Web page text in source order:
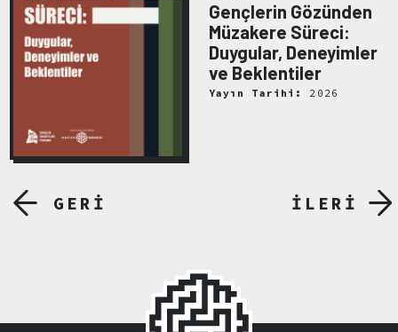
GERİ
Gençlerin Gözünden
Müzakere Süreci:
Duygular, Deneyimler
ve Beklentiler
Yayın Tarihi: 2026
İLERİ